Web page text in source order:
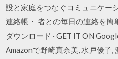
設と家庭をつなぐコミュニケー
連絡帳・ 者との毎日の連絡を簡
ダウンロード · GET IT ON
Amazonで野崎真奈美, 水戸優子